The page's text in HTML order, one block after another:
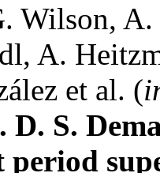
Wilson,
A.
et al. (
D. S.